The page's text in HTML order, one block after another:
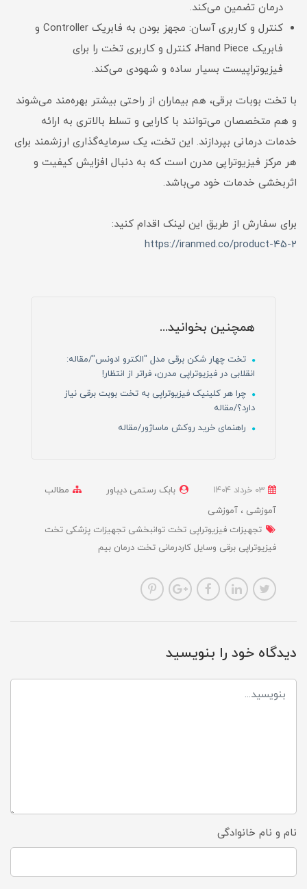
درمان تضمین می‌کند.
کنترل و کاربری آسان: مجهز بودن به فابریک Controller و
فابریک Hand Piece، کنترل و کاربری تخت را برای
فیزیوتراپیست بسیار ساده و شهودی می‌کند.
با تخت بوبات برقی، هم بیماران از راحتی بیشتر بهره‌مند می‌شوند
و هم متخصصان می‌توانند با کارایی و تسلط بالاتری به ارائه
خدمات درمانی بپردازند. این تخت، یک سرمایه‌گذاری ارزشمند برای
هر مرکز فیزیوتراپی مدرن است که به دنبال افزایش کیفیت و
اثربخشی خدمات خود می‌باشد.
برای سفارش از طریق این لینک اقدام کنید:
https://iranmed.co/product-45-2
همچنین بخوانید...
تخت چهار شکن برقی مدل "الکترو ادونس"/مقاله:
انقلابی در فیزیوتراپی مدرن، فراتر از انتظار!
چرا هر کلینیک فیزیوتراپی به تخت بوبت برقی نیاز
دارد؟/مقاله
راهنمای خرید روکش ماساژور/مقاله
بابک رستمی دیباور
مطالب
آموزشی
آموزشی
تجهیزات فیزیوتراپی تخت توانبخشی تجهیزات پزشکی تخت
فیزیوتراپی برقی وسایل کاردرمانی تخت درمان بیم
دیدگاه خود را بنویسید
نام و نام خانوادگی